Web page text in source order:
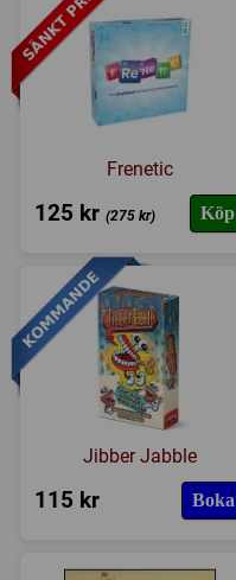
Frenetic
125 kr (275 kr) Köp
Jibber Jabble
115 kr Boka